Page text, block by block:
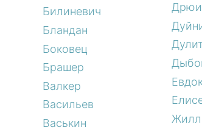
Билиневич
Бландан
Боковец
Брашер
Валкер
Васильев
Васькин
Жилл